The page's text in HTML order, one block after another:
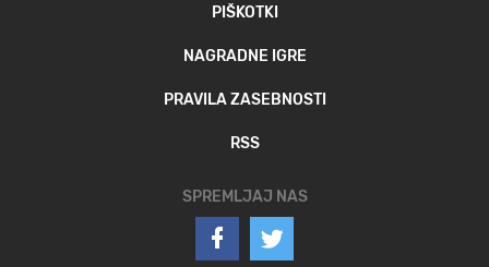
PIŠKOTKI
NAGRADNE IGRE
PRAVILA ZASEBNOSTI
RSS
SPREMLJAJ NAS